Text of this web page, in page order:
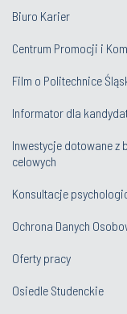
Biuro Karier
Centrum Promocji i
Film o Politechnice
Informator dla
Inwestycje dotowane z
celowych
Konsultacje
Ochrona Danych
Oferty pracy
Osiedle Studenckie